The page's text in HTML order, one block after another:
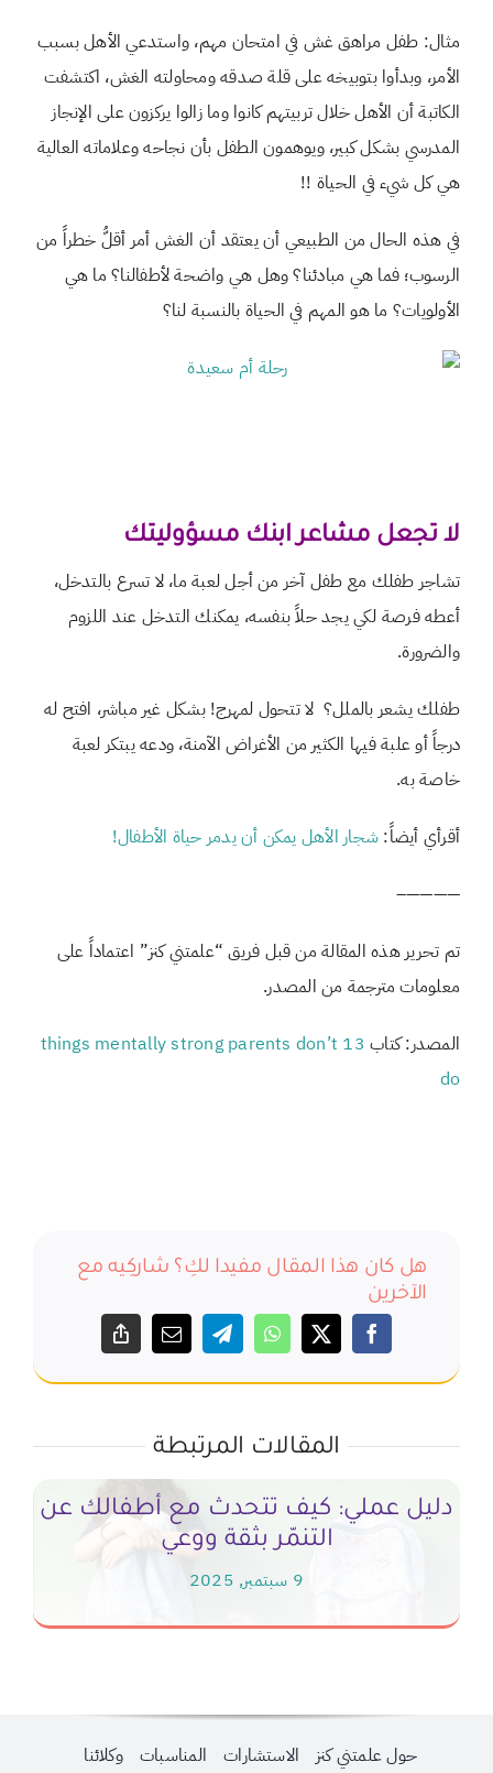
مثال: طفل مراهق غش في امتحان مهم، واستدعي الأهل بسبب
الأمر، وبدأوا بتوبيخه على قلة صدقه ومحاولته الغش، اكتشفت
الكاتبة أن الأهل خلال تربيتهم كانوا وما زالوا يركزون على الإنجاز
المدرسي بشكل كبير، ويوهمون الطفل بأن نجاحه وعلاماته العالية
هي كل شيء في الحياة !!
في هذه الحال من الطبيعي أن يعتقد أن الغش أمر أقلُّ خطراً من
الرسوب؛ فما هي مبادئنا؟ وهل هي واضحة لأطفالنا؟ ما هي
الأولويات؟ ما هو المهم في الحياة بالنسبة لنا؟
لا تجعل مشاعر ابنك مسؤوليتك
تشاجر طفلك مع طفل آخر من أجل لعبة ما، لا تسرع بالتدخل،
أعطه فرصة لكي يجد حلاً بنفسه، يمكنك التدخل عند اللزوم
والضرورة.
طفلك يشعر بالملل؟ لا تتحول لمهرج! بشكل غير مباشر، افتح له
درجاً أو علبة فيها الكثير من الأغراض الآمنة، ودعه يبتكر لعبة
خاصة به.
أقرأي أيضاً: شجار الأهل يمكن أن يدمر حياة الأطفال!
————–
تم تحرير هذه المقالة من قبل فريق “علمتني كنز” اعتماداً على
معلومات مترجمة من المصدر.
المصدر: كتاب
13 things mentally strong parents don’t
do
هل كان هذا المقال مفيدا لكِ؟ شاركِيه مع
الآخرين
المقالات المرتبطة
دليل عملي: كيف تتحدث مع أطفالك عن
التنمّر بثقة ووعي
9 سبتمبر, 2025
حول علمتني كنز الاستشارات المناسبات
وكلائنا